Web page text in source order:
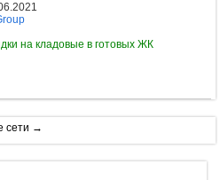
на кладовые в готовых ЖК
сети →